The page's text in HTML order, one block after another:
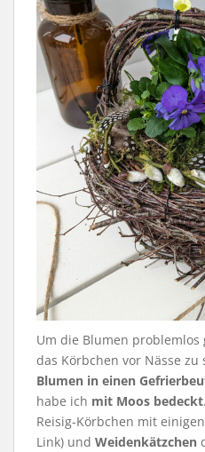
Um die Blumen
das Körbchen vor Nässe
Blumen in einen
habe ich mit Moos bedeckt
Reisig-Körbchen mit einigen
Link) und Weidenkätzchen